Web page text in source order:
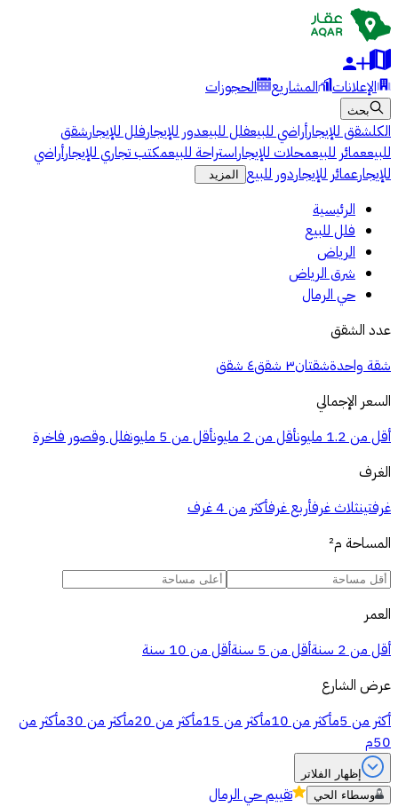
الإعلانات المشاريع الحجوزات
بحث
الكلشقق للإيجارأراضي للبيعفلل للبيعدور للإيجارفلل للإيجارشقق
للبيععمائر للبيعمحلات للإيجاراستراحة للبيعمكتب تجاري للإيجارأراضي
للإيجارعمائر للإيجاردور للبيع المزيد
الرئيسية
فلل للبيع
الرياض
شرق الرياض
حي الرمال
عدد الشقق
شقة واحدةشقتان٣ شقق
٤ شقق
السعر الإجمالي
أقل من 1.2 مليون
أقل من 2 مليون أقل من 5 مليون
فلل وقصور فاخرة
الغرف
غرفتينثلاث غرفأربع غرفأكثر من 4 غرف
المساحة م²
العمر
أقل من 2 سنة
أقل من 5 سنة
أقل من 10 سنة
عرض الشارع
أكثر من 5م
أكثر من 10م أكثر من 15م أكثر من 20م أكثر من 30م
أكثر من
50م
إظهار الفلاتر
وسطاء الحي
تقييمحي الرمال